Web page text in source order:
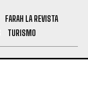
FARAH LA REVISTA
TURISMO